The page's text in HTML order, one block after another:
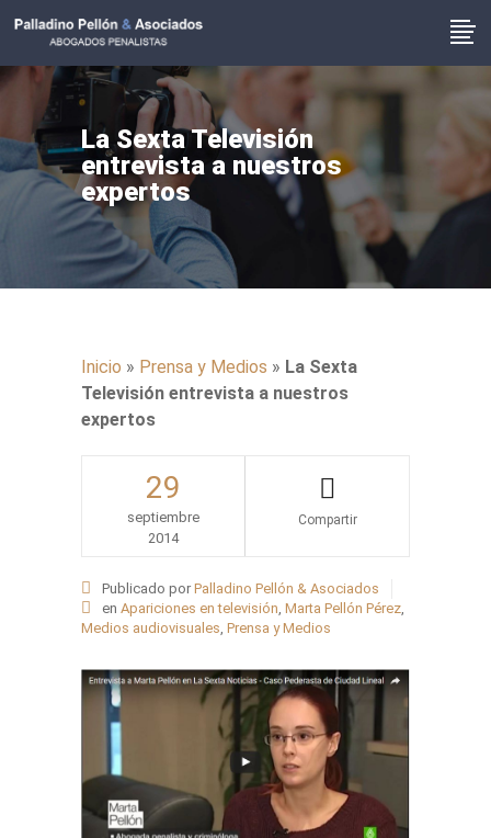
La Sexta Televisión
entrevista a nuestros
expertos
Inicio » Prensa y Medios » La Sexta
Televisión entrevista a nuestros
expertos
29
septiembre
2014
Publicado por Palladino Pellón & Asociados
en Apariciones en televisión, Marta Pellón Pérez,
Medios audiovisuales, Prensa y Medios